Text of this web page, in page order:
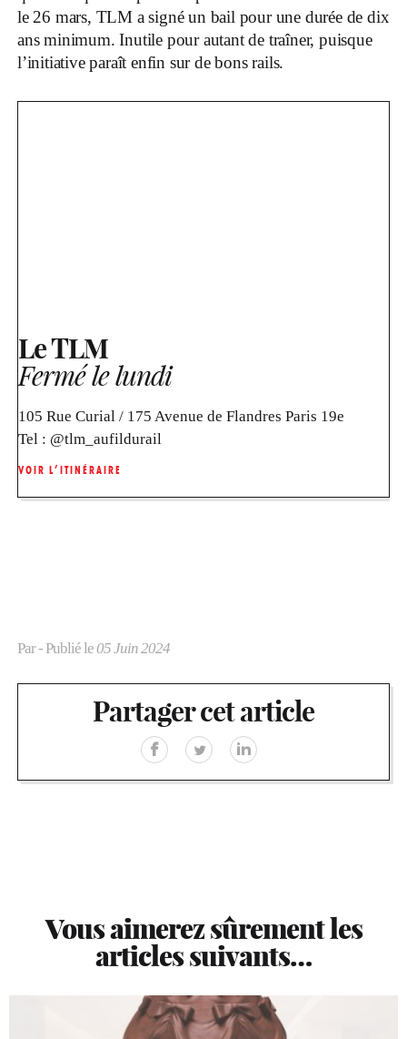
le 26 mars, TLM a signé un bail pour une durée de dix
ans minimum. Inutile pour autant de traîner, puisque
l’initiative paraît enfin sur de bons rails.
Le TLM
Fermé le lundi
105 Rue Curial / 175 Avenue de Flandres Paris 19e
Tel : @tlm_aufildurail
VOIR L’ITINÉRAIRE
Par- Publié le05 Juin 2024
Partager cet article
Vous aimerez sûrement les
articles suivants…